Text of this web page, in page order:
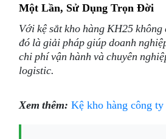
Một Lần, Sử Dụng Trọn Đời
Với kệ sắt kho hàng KH25
đó là giải pháp giúp doanh
chi phí vận hành và chuyên
logistic.
Xem thêm: Kệ kho hàng công